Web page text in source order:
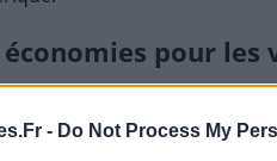
- Do Not Process My
pour les
visiter Bordeaux peuvent